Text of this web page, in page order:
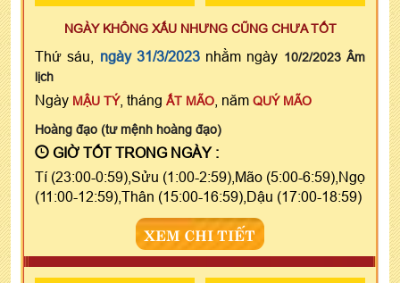
NGÀY KHÔNG XẤU NHƯNG CŨNG CHƯA TỐT
Thứ sáu, ngày 31/3/2023nhằm ngày 10/2/2023 Âm
lịch
Ngày MẬU TÝ, tháng ẤT MÃO , năm QUÝ MÃO
Hoàng đạo (tư mệnh hoàng đạo)
GIỜ TỐT TRONG NGÀY :
Tí (23:00-0:59),Sửu (1:00-2:59),Mão (5:00-6:59),Ngọ
(11:00-12:59),Thân (15:00-16:59),Dậu (17:00-18:59)
XEM CHI TIẾT